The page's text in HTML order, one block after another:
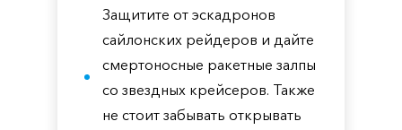
Защитите от эскадронов
сайлонских рейдеров и дайте
смертоносные ракетные залпы
со звездных крейсеров. Также
не стоит забывать открывать